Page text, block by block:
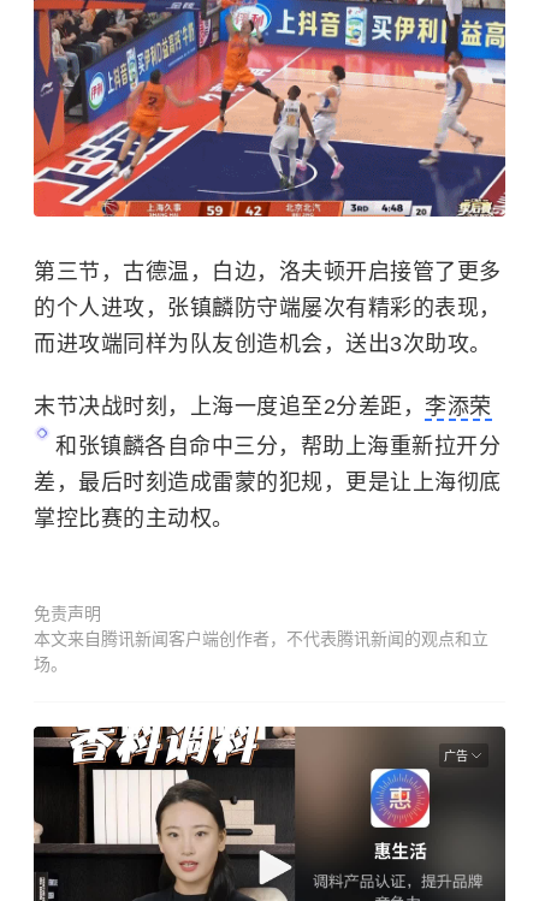
第三节，古德温，白边，洛夫顿开启接管了更多
的个人进攻，张镇麟防守端屡次有精彩的表现，
而进攻端同样为队友创造机会，送出3次助攻。
末节决战时刻，上海一度追至2分差距， 李添荣
和张镇麟各自命中三分，帮助上海重新拉开分
差，最后时刻造成雷蒙的犯规，更是让上海彻底
掌控比赛的主动权。
免责声明
本文来自腾讯新闻客户端创作者，不代表腾讯新闻的观点和立
场。
广告